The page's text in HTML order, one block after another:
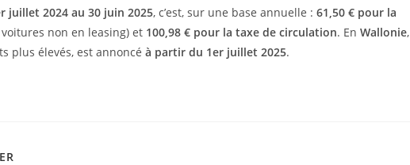
juillet 2024 au 30 juin 2025, c’est, sur une base annuelle : 61,50 € pour la
non en leasing) et 100,98 € pour la taxe de circulation. En Wallonie,
plus élevés, est annoncé à partir du 1er juillet 2025.